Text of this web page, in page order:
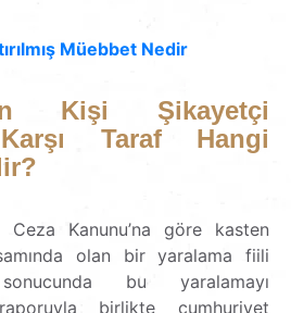
Müebbet Nedir
Kişi Şikayetçi
Taraf Hangi
Ceza Kanunu’na göre kasten
olan bir yaralama fiili
bu yaralamayı
birlikte cumhuriyet